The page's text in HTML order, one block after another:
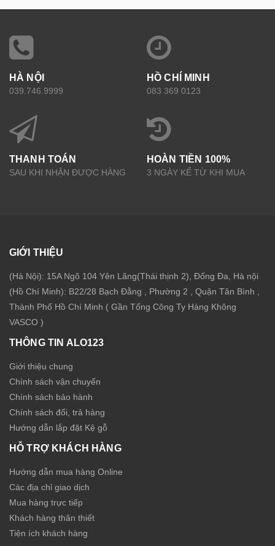
HÀ NỘI
039.746.9999
HỒ CHÍ MINH
083 369 0123
THANH TOÁN
SAU KHI NHẬN ĐƯỢC HÀNG
HOÀN TIỀN 100%
3 NGÀY KỂ TỪ KHI MUA
GIỚI THIỆU
(Hà Nội): 15A Ngõ 104 Yên Lãng(Thái thịnh 2), Đống Đa, Hà nội
(Hồ Chí Minh): B22/28 Bạch Đằng , Phường 2 , Quận Tân Bình ,
Thành Phố Hồ Chí Minh ( Gần Tổng Công Ty Hàng Không
VASCO )
THÔNG TIN ALO123
Giới thiệu chung
Chính sách vận chuyển
Chính sách bảo hành
Chính sách đổi, trả hàng
Hướng dẫn lắp đặt Kệ gỗ
HỖ TRỢ KHÁCH HÀNG
Hướng dẫn mua hàng Online
Các địa chỉ giao dịch
Mua hàng trực tiếp
Khách hàng thân thiết
Tiện ích khách hàng